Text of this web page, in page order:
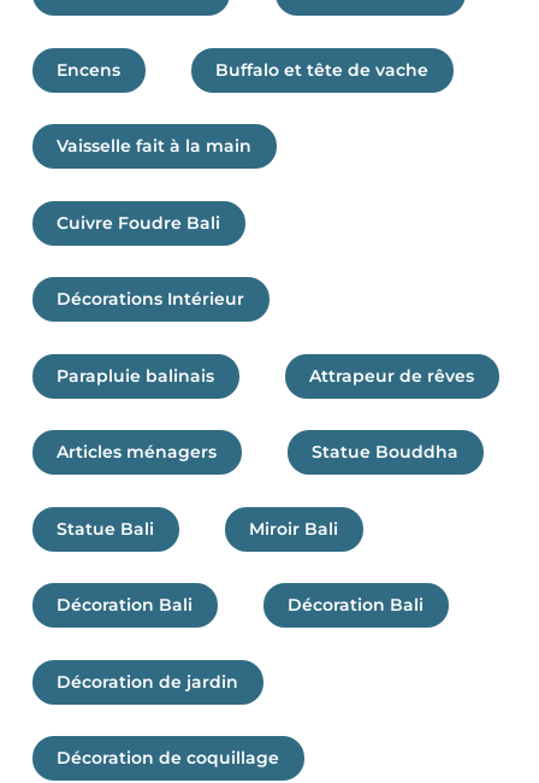
Encens Buffalo et tête de vache
Vaisselle fait à la main
Cuivre Foudre Bali
Décorations Intérieur
Parapluie balinais Attrapeur de rêves
Articles ménagers Statue Bouddha
Statue Bali Miroir Bali
Décoration Bali Décoration Bali
Décoration de jardin
Décoration de coquillage